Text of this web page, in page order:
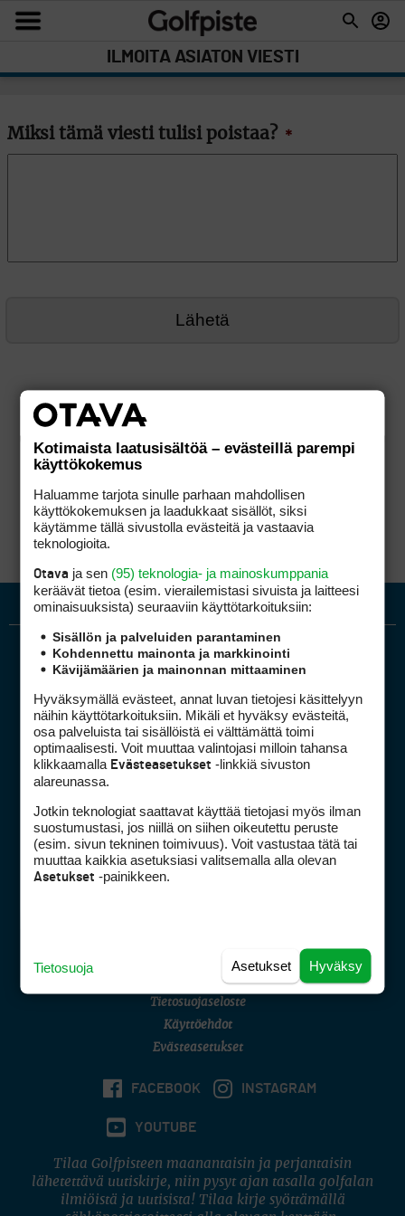
ILMOITA ASIATON VIESTI
Miksi tämä viesti tulisi poistaa? *
Golfpiste mediakortti
Golfpisteen yhteystiedot
DSA avoimuusraportti
Asiakaspalvelu
(digi) digi@otavamedia.fi
Tietosuojaseloste
Käyttöehdot
Evästeasetukset
FACEBOOK INSTAGRAM
YOUTUBE
Tilaa Golfpisteen maanantaisin ja perjantaisin
lähetettävä uutiskirje, niin pysyt ajan tasalla golfalan
ilmiöistä ja uutisista! Tilaa kirje syöttämällä
Kotimaista laatusisältöä – evästeillä parempi
käyttökokemus
Haluamme tarjota sinulle parhaan mahdollisen
käyttökokemuksen ja laadukkaat sisällöt, siksi
käytämme tällä sivustolla evästeitä ja vastaavia
teknologioita.
Otava ja sen (95) teknologia- ja mainoskumppania
keräävät tietoa (esim. vierailemis­tasi sivuista ja laitteesi
ominaisuuk­sista) seuraaviin käyttötarkoituksiin:
Sisällön ja palveluiden parantaminen
Kohdennettu mainonta ja markkinointi
Kävijämäärien ja mainonnan mittaaminen
Hyväksymällä evästeet, annat luvan tietojesi käsittelyyn
näihin käyttötarkoituksiin. Mikäli et hyväksy evästeitä,
osa palveluista tai sisällöistä ei välttämättä toimi
optimaalisesti. Voit muuttaa valintojasi milloin tahansa
klikkaamalla Evästeasetukset -linkkiä sivuston
alareunassa.
Jotkin teknologiat saattavat käyttää tietojasi myös ilman
suostumustasi, jos niillä on siihen oikeutettu peruste
(esim. sivun tekninen toimivuus). Voit vastustaa tätä tai
muuttaa kaikkia asetuksiasi valitsemalla alla olevan
Asetukset -painikkeen.
Hyväksy
Asetukset
Tietosuoja